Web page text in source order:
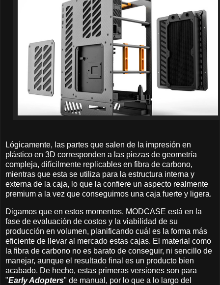
Lógicamente, las partes que salen de la impresión en
plástico en 3D corresponden a las piezas de geometría
compleja, difícilmente replicables en fibra de carbono,
mientras que esta se utiliza para la estructura interna y
externa de la caja, lo que la confiere un aspecto realmente
premium a la vez que conseguimos una caja fuerte y ligera.
Digamos que en estos momentos, MODCASE está en la
fase de evaluación de costos y la viabilidad de su
producción en volumen, planificando cuál es la forma más
eficiente de llevar al mercado estas cajas. El material como
la fibra de carbono no es barato de conseguir, ni sencillo de
manejar, aunque el resultado final es un producto bien
acabado. De hecho, estas primeras versiones son para
"Early Adopters" de manual, por lo que a lo largo del